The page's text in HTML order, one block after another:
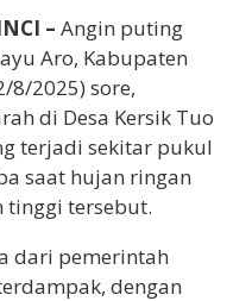
– Angin puting
Aro, Kabupaten
8/2025) sore,
di Desa Kersik Tuo
terjadi sekitar pukul
saat hujan ringan
tinggi tersebut.
dari pemerintah
dengan